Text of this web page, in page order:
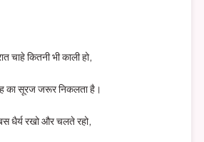
चाहे कितनी भी काली हो,
का सूरज जरूर निकलता है।
धैर्य रखो और चलते रहो,